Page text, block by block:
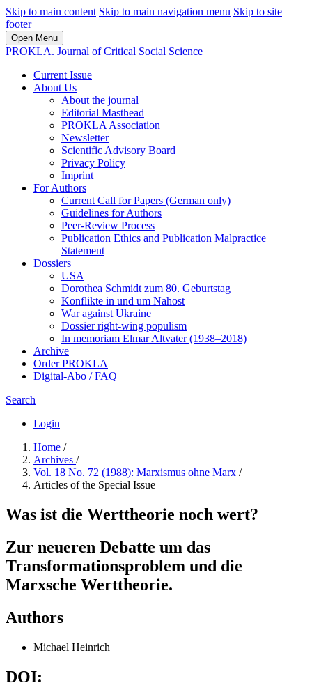
Skip to main content Skip to main navigation menu Skip to site
footer
Open Menu
PROKLA. Journal of Critical Social Science
Current Issue
About Us
About the journal
Editorial Masthead
PROKLA Association
Newsletter
Scientific Advisory Board
Privacy Policy
Imprint
For Authors
Current Call for Papers (German only)
Guidelines for Authors
Peer-Review Process
Publication Ethics and Publication Malpractice
Statement
Dossiers
USA
Dorothea Schmidt zum 80. Geburtstag
Konflikte in und um Nahost
War against Ukraine
Dossier right-wing populism
In me­mo­ri­am Elmar Altvater (1938–2018)
Archive
Order PROKLA
Digital-Abo / FAQ
Search
Login
Home /
Archives /
Vol. 18 No. 72 (1988): Marxismus ohne Marx /
Articles of the Special Issue
Was ist die Werttheorie noch wert?
Zur neueren Debatte um das
Transformationsproblem und die
Marxsche Werttheorie.
Authors
Michael Heinrich
DOI: